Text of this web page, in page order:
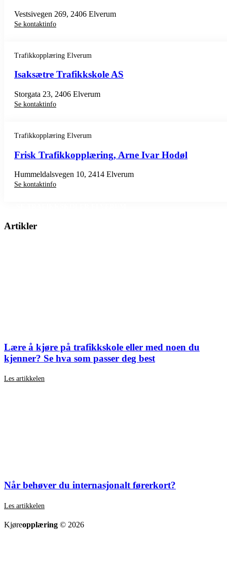
Vestsivegen 269, 2406 Elverum
Se kontaktinfo
Trafikkopplæring Elverum
Isaksætre Trafikkskole AS
Storgata 23, 2406 Elverum
Se kontaktinfo
Trafikkopplæring Elverum
Frisk Trafikkopplæring, Arne Ivar Hodøl
Hummeldalsvegen 10, 2414 Elverum
Se kontaktinfo
Artikler
Lære å kjøre på trafikkskole eller med noen du
kjenner? Se hva som passer deg best
Les artikkelen
Når behøver du internasjonalt førerkort?
Les artikkelen
Kjøreopplæring © 2026